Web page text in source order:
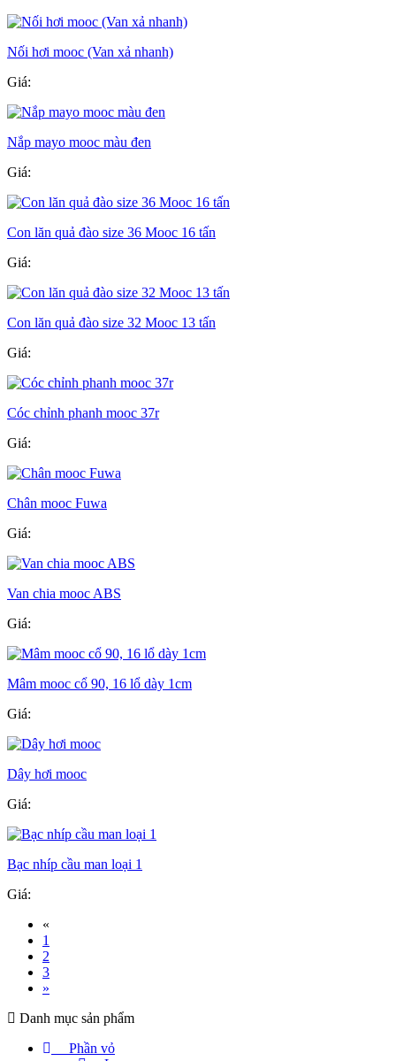
Nối hơi mooc (Van xả nhanh)
Giá:
Nắp mayo mooc màu đen
Giá:
Con lăn quả đào size 36 Mooc 16 tấn
Giá:
Con lăn quả đào size 32 Mooc 13 tấn
Giá:
Cóc chỉnh phanh mooc 37r
Giá:
Chân mooc Fuwa
Giá:
Van chia mooc ABS
Giá:
Mâm mooc cổ 90, 16 lổ dày 1cm
Giá:
Dây hơi mooc
Giá:
Bạc nhíp cầu man loại 1
Giá:
«
1
2
3
»
Danh mục sản phẩm
Phần vỏ